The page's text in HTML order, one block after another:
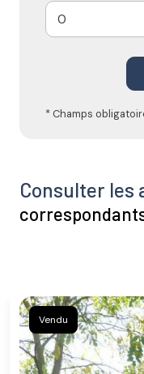
* Champs
Consulter les
Vendu